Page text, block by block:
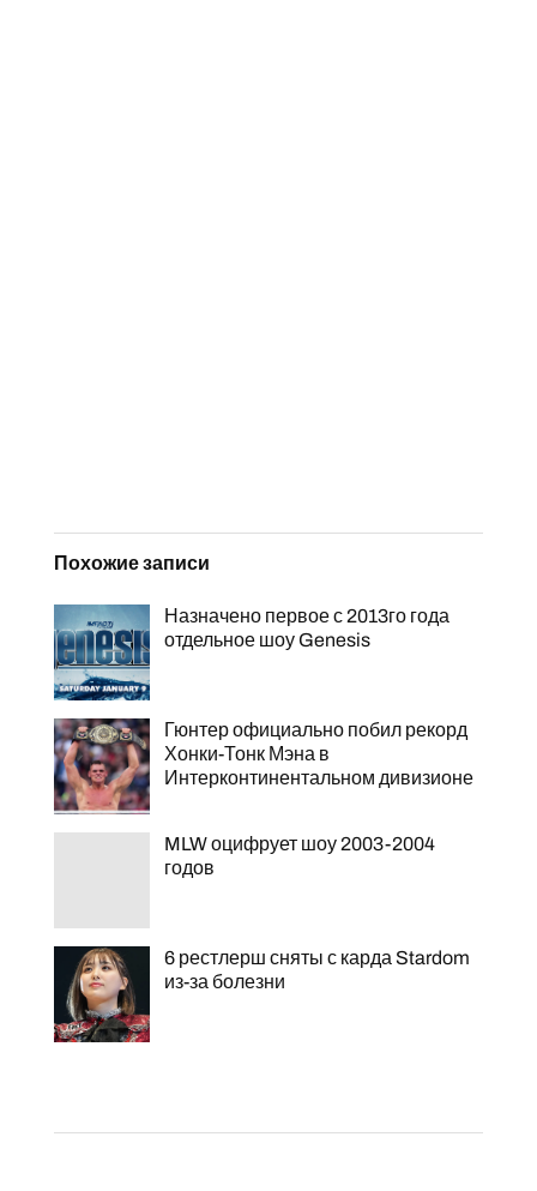
Похожие записи
Назначено первое с 2013го года
отдельное шоу Genesis
Гюнтер официально побил рекорд
Хонки-Тонк Мэна в
Интерконтинентальном дивизионе
MLW оцифрует шоу 2003-2004
годов
6 рестлерш сняты с карда Stardom
из-за болезни